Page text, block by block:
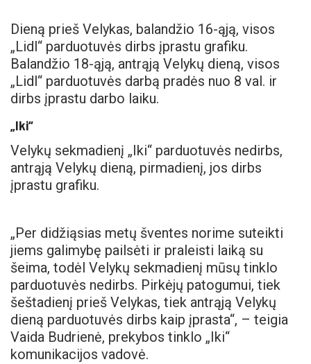
Dieną prieš Velykas, balandžio 16-ąją, visos
„Lidl“ parduotuvės dirbs įprastu grafiku.
Balandžio 18-ąją, antrąją Velykų dieną, visos
„Lidl“ parduotuvės darbą pradės nuo 8 val. ir
dirbs įprastu darbo laiku.
„Iki“
Velykų sekmadienį „Iki“ parduotuvės nedirbs,
antrąją Velykų dieną, pirmadienį, jos dirbs
įprastu grafiku.
„Per didžiąsias metų šventes norime suteikti
jiems galimybę pailsėti ir praleisti laiką su
šeima, todėl Velykų sekmadienį mūsų tinklo
parduotuvės nedirbs. Pirkėjų patogumui, tiek
šeštadienį prieš Velykas, tiek antrąją Velykų
dieną parduotuvės dirbs kaip įprasta“, – teigia
Vaida Budrienė, prekybos tinklo „Iki“
komunikacijos vadovė.